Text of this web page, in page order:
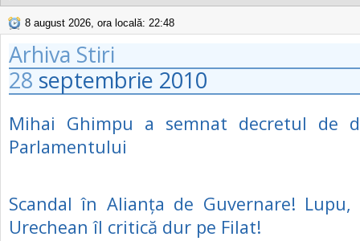
8 august 2026, ora locală: 22:48
Arhiva Stiri
28 septembrie 2010
Mihai Ghimpu a semnat decretul de
Parlamentului
Scandal în Alianța de Guvernare!
Urechean îl critică dur pe Filat!